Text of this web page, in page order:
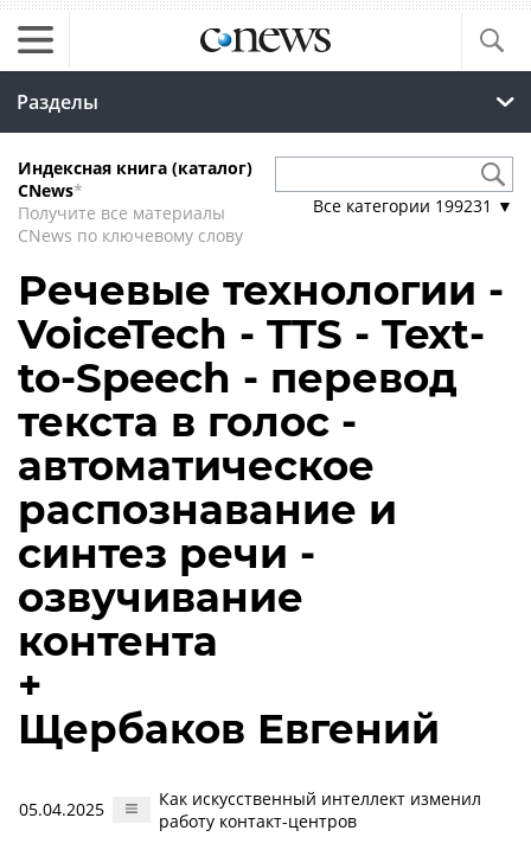
Разделы
Индексная книга (каталог)
CNews*
Получите все материалы
CNews по ключевому слову
Все категории 199231 ▼
Речевые технологии -
VoiceTech - TTS - Text-
to-Speech - перевод
текста в голос -
автоматическое
распознавание и
синтез речи -
озвучивание
контента
+
Щербаков Евгений
05.04.2025
Как искусственный интеллект изменил
работу контакт-центров